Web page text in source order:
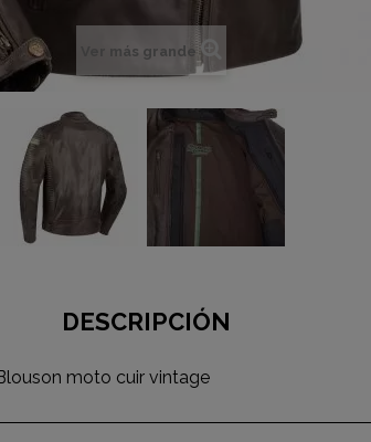
Ver más grande
DESCRIPCIÓN
moto cuir vintage